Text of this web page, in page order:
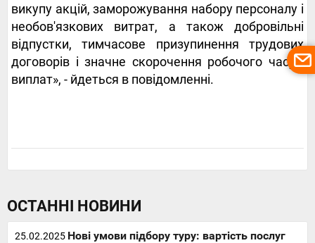
ОСТАННІ НОВИНИ
25.02.2025 Нові умови підбору туру: вартість послуг
викупу акцій, заморожування набору персоналу і
необов'язкових витрат, а також добровільні
відпустки, тимчасове призупинення трудових
договорів і значне скорочення робочого часу і
виплат», - йдеться в повідомленні.